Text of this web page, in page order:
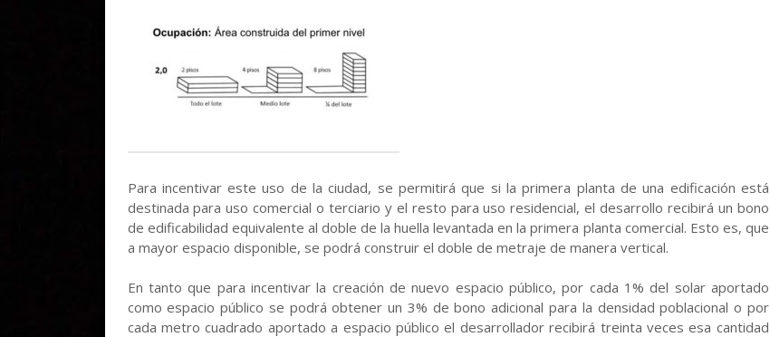
Para incentivar este uso de la ciudad, se permitirá que si la primera planta de una edificación está
destinada para uso comercial o terciario y el resto para uso residencial, el desarrollo recibirá un bono
de edificabilidad equivalente al doble de la huella levantada en la primera planta comercial. Esto es, que
a mayor espacio disponible, se podrá construir el doble de metraje de manera vertical.
En tanto que para incentivar la creación de nuevo espacio público, por cada 1% del solar aportado
como espacio público se podrá obtener un 3% de bono adicional para la densidad poblacional o por
cada metro cuadrado aportado a espacio público el desarrollador recibirá treinta veces esa cantidad